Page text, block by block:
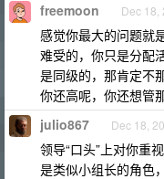
freemoon Dec 18,
感觉你最大的问题就
难受的，你只是分配
是同级的，那肯定不
你还高呢，你还想管
julio867 Dec 18,
领导“口头”上对你重
是类似小组长的角色